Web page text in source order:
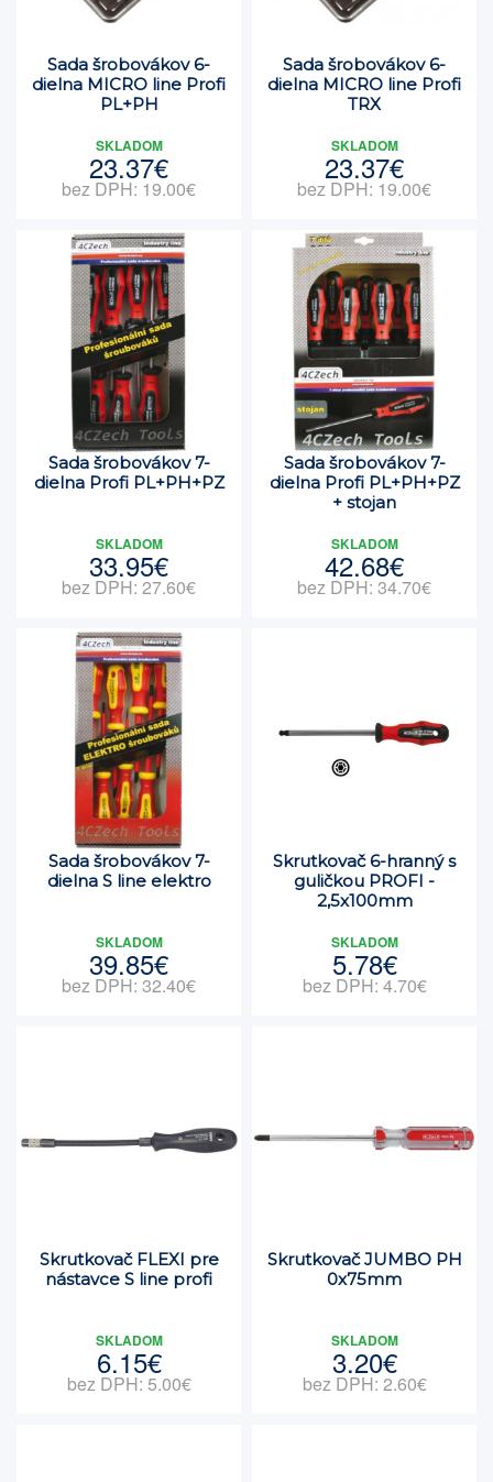
Sada šrobovákov 6-
dielna MICRO line Profi
PL+PH
SKLADOM
23.37€
bez DPH: 19.00€
Sada šrobovákov 6-
dielna MICRO line Profi
TRX
SKLADOM
23.37€
bez DPH: 19.00€
Sada šrobovákov 7-
dielna Profi PL+PH+PZ
SKLADOM
33.95€
bez DPH: 27.60€
Sada šrobovákov 7-
dielna Profi PL+PH+PZ
+ stojan
SKLADOM
42.68€
bez DPH: 34.70€
Sada šrobovákov 7-
dielna S line elektro
SKLADOM
39.85€
bez DPH: 32.40€
Skrutkovač 6-hranný s
guličkou PROFI -
2,5x100mm
SKLADOM
5.78€
bez DPH: 4.70€
Skrutkovač FLEXI pre
nástavce S line profi
SKLADOM
6.15€
bez DPH: 5.00€
Skrutkovač JUMBO PH
0x75mm
SKLADOM
3.20€
bez DPH: 2.60€